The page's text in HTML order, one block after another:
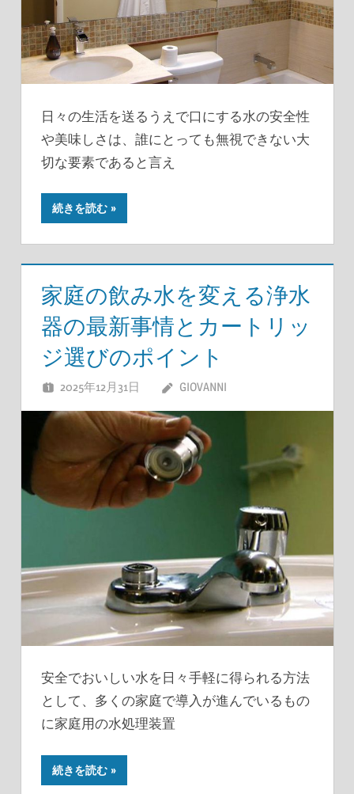
日々の生活を送るうえで口にする水の安全性
や美味しさは、誰にとっても無視できない大
切な要素であると言え
続きを読む
家庭の飲み水を変える浄水
器の最新事情とカートリッ
ジ選びのポイント
2025年12月31日 GIOVANNI
安全でおいしい水を日々手軽に得られる方法
として、多くの家庭で導入が進んでいるもの
に家庭用の水処理装置
続きを読む